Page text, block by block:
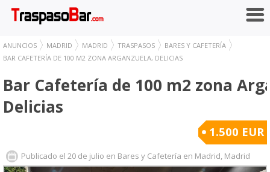
ANUNCIOS MADRID MADRID TRASPASOS
BARES Y CAFETERÍA
BAR CAFETERÍA DE 100 M2 ZONA ARGANZUELA, DELICIAS
Bar Cafetería de 100 m2 zona
Delicias
1.500 EUR
Publicado el 20 de julio en Bares y Cafetería en Madrid, Madrid